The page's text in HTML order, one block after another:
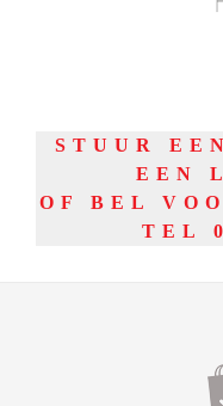
STUUR
EEN
OF BEL
TEL